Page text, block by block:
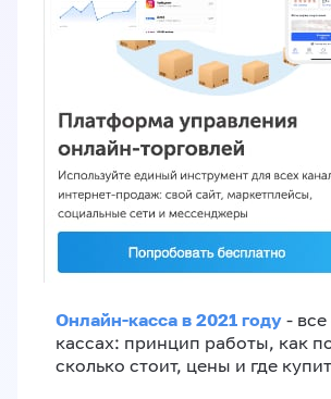
Онлайн-касса в 2021 году -
кассах: принцип работы, как
сколько стоит, цены и где